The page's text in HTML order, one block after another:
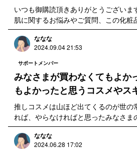
いつも御購読頂きありがとうございま
肌に関するお悩みやご質問、この化粧
ど、お肌やお化粧品に関する疑問など
に記載下さい！頂いた内容をピックア
化粧品選びやスキンケアのヒントとし
届けいたします。
ななな
2024.09.04 21:53
サポートメンバー
みなさまが買わなくてもよか
もよかったと思うコスメやス
教えてください。
推しコスメは山ほど出てくるのが世の
れば、やらなければと思ったみなさま
アなどについて教えて下さい！教えて
プし、解説したいと考えています。
ななな
2024.06.28 17:02